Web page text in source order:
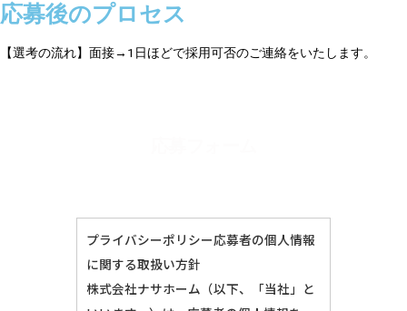
応募後のプロセス
【選考の流れ】面接→1日ほどで採用可否のご連絡をいたします。
プライバシーポリシー応募者の個人情報
に関する取扱い方針
株式会社ナサホーム（以下、「当社」と